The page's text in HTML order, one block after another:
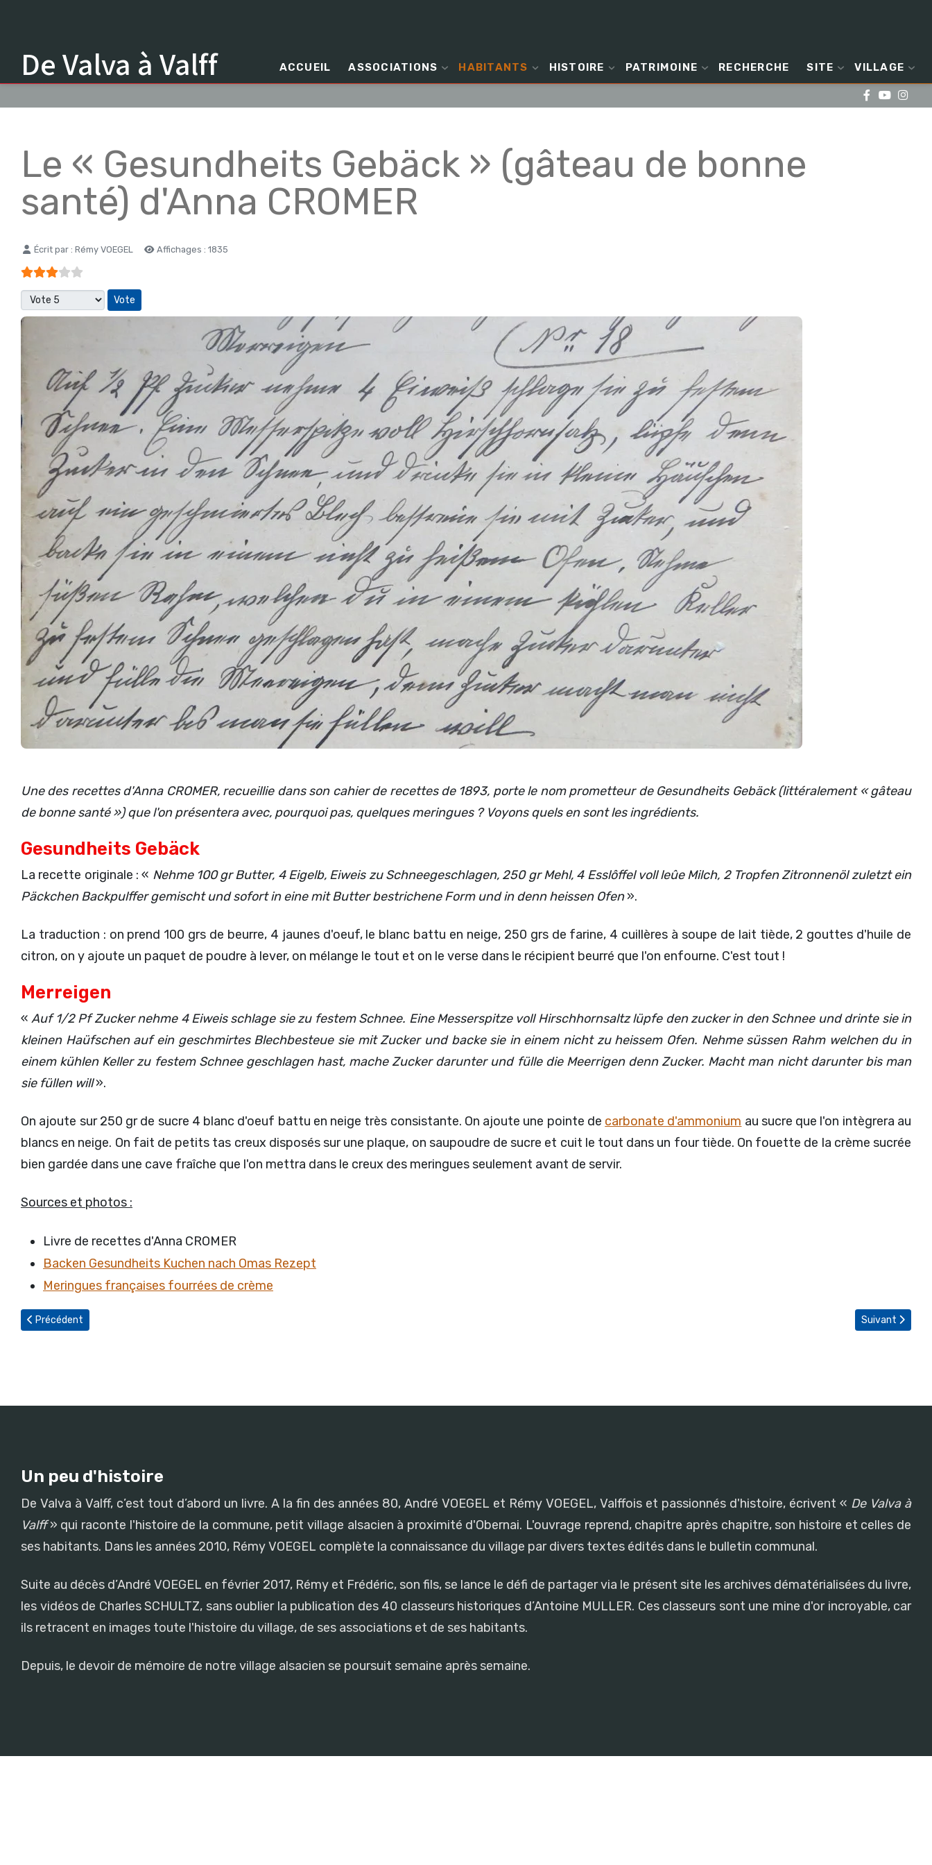
De Valva à Valff ACCUEIL ASSOCIATIONS HABITANTS HISTOIRE PATRIMOINE RECHERCHE SITE VILLAGE
Le « Gesundheits Gebäck » (gâteau de bonne
santé) d'Anna CROMER
Détails
Écrit par : Rémy VOEGEL Affichages : 1835
Vote utilisateur:
Veuillez voter
Une des recettes d'Anna CROMER, recueillie dans son cahier de recettes de 1893, porte le nom prometteur de Gesundheits Gebäck (littéralement « gâteau
de bonne santé ») que l'on présentera avec, pourquoi pas, quelques meringues ? Voyons quels en sont les ingrédients.
Gesundheits Gebäck
La recette originale : « Nehme 100 gr Butter, 4 Eigelb, Eiweis zu Schneegeschlagen, 250 gr Mehl, 4 Esslôffel voll leûe Milch, 2 Tropfen Zitronnenöl zuletzt ein
Päckchen Backpulffer gemischt und sofort in eine mit Butter bestrichene Form und in denn heissen Ofen».
La traduction : on prend 100 grs de beurre, 4 jaunes d'oeuf, le blanc battu en neige, 250 grs de farine, 4 cuillères à soupe de lait tiède, 2 gouttes d'huile de
citron, on y ajoute un paquet de poudre à lever, on mélange le tout et on le verse dans le récipient beurré que l'on enfourne. C'est tout !
Merreigen
« Auf 1/2 Pf Zucker nehme 4 Eiweis schlage sie zu festem Schnee. Eine Messerspitze voll Hirschhornsaltz lüpfe den zucker in den Schnee und drinte sie in
kleinen Haüfschen auf ein geschmirtes Blechbesteue sie mit Zucker und backe sie in einem nicht zu heissem Ofen. Nehme süssen Rahm welchen du in
einem kühlen Keller zu festem Schnee geschlagen hast, mache Zucker darunter und fülle die Meerrigen denn Zucker. Macht man nicht darunter bis man
sie füllen will».
On ajoute sur 250 gr de sucre 4 blanc d'oeuf battu en neige très consistante. On ajoute une pointe de carbonate d'ammonium au sucre que l'on intègrera au
blancs en neige. On fait de petits tas creux disposés sur une plaque, on saupoudre de sucre et cuit le tout dans un four tiède. On fouette de la crème sucrée
bien gardée dans une cave fraîche que l'on mettra dans le creux des meringues seulement avant de servir.
Sources et photos :
Livre de recettes d'Anna CROMER
Backen Gesundheits Kuchen nach Omas Rezept
Meringues françaises fourrées de crème
Article précédent : Les recettes d’Anna CROMER dans le livre « Nos recettes alsaciennes » !
Précédent Article suivant :
Suivant
Un peu d'histoire
De Valva à Valff, c’est tout d’abord un livre. A la fin des années 80, André VOEGEL et Rémy VOEGEL, Valffois et passionnés d'histoire, écrivent « De Valva à
Valff» qui raconte l'histoire de la commune, petit village alsacien à proximité d'Obernai. L'ouvrage reprend, chapitre après chapitre, son histoire et celles de
ses habitants. Dans les années 2010, Rémy VOEGEL complète la connaissance du village par divers textes édités dans le bulletin communal.
Suite au décès d’André VOEGEL en février 2017, Rémy et Frédéric, son fils, se lance le défi de partager via le présent site les archives dématérialisées du livre,
les vidéos de Charles SCHULTZ, sans oublier la publication des 40 classeurs historiques d’Antoine MULLER. Ces classeurs sont une mine d'or incroyable, car
ils retracent en images toute l'histoire du village, de ses associations et de ses habitants.
Depuis, le devoir de mémoire de notre village alsacien se poursuit semaine après semaine.